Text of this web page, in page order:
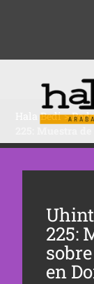
Hala Bedi>
225:
en